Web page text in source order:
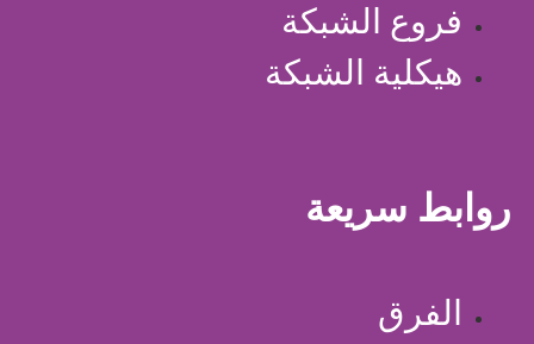
فروع الشبكة
هيكلية الشبكة
روابط سريعة
الفرق